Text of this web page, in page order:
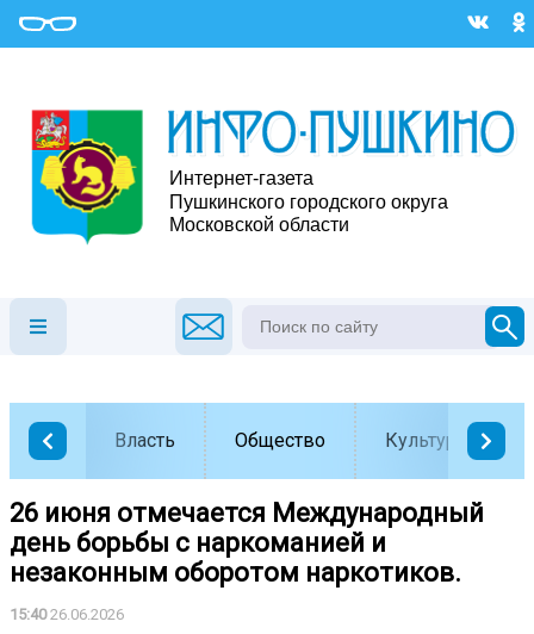
Власть Общество Культура
26 июня отмечается Международный
день борьбы с наркоманией и
незаконным оборотом наркотиков.
15:4026.06.2026